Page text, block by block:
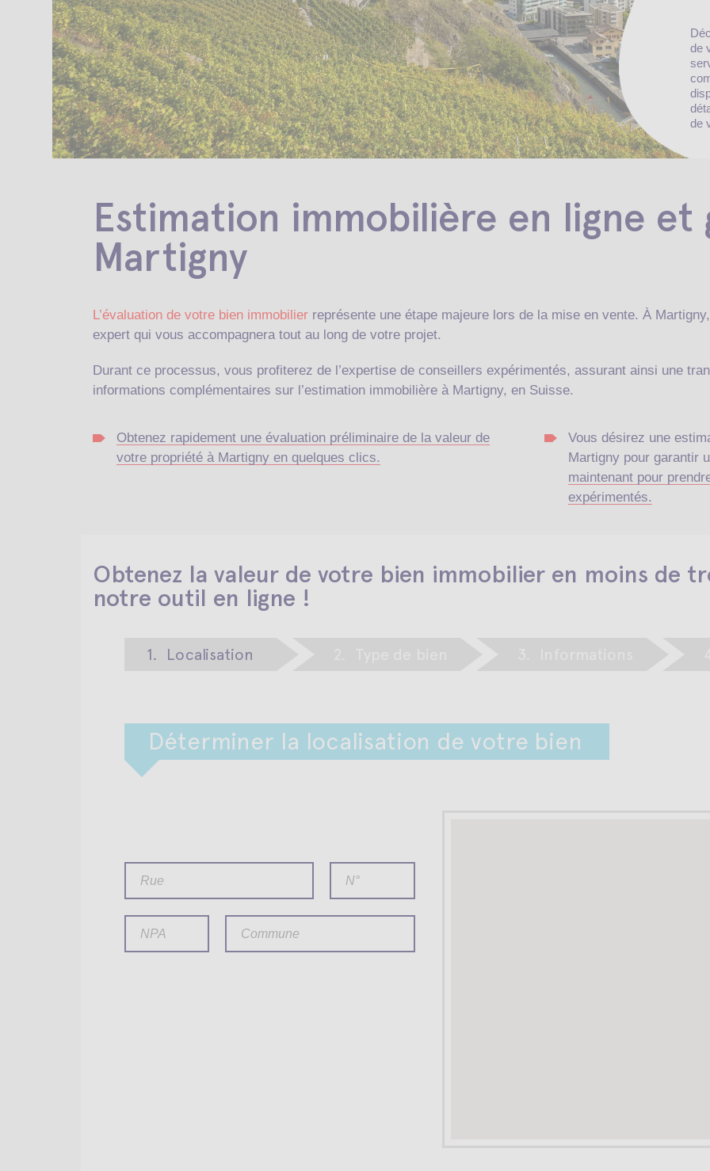
de
de
Estimation immobilière en ligne et
Martigny
L’évaluation de votre bien immobilier représente une étape majeure lors de la mise en vente. À
expert qui vous accompagnera tout au long de votre projet.
Durant ce processus, vous profiterez de l’expertise de conseillers expérimentés, assurant ainsi une
informations complémentaires sur l’estimation immobilière à Martigny, en Suisse.
Obtenez rapidement une évaluation préliminaire de la valeur de
votre propriété à Martigny en quelques clics.
Vous désirez une
Martigny pour garantir
maintenant pour
expérimentés.
Obtenez la valeur de votre bien immobilier en moins de
notre outil en ligne !
1. Localisation
Déterminer la localisation de votre bien